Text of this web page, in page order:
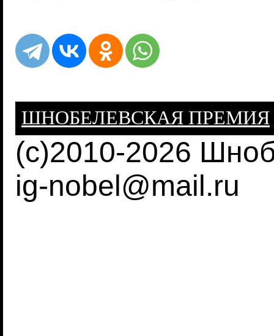
ШНОБЕЛЕВСКАЯ ПРЕМИЯ
(c)2010-2026
ig-nobel@mail.ru